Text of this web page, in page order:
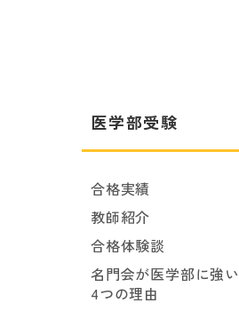
医学部受験
合格実績
教師紹介
合格体験談
名門会が医学部に強い
4つの理由